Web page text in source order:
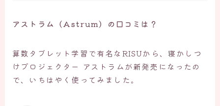
アストラム（Astrum）の口コミは？
算数タブレット学習で有名なRISUから、寝かしつ
けプロジェクター アストラムが新発売になったの
で、いちはやく使ってみました。